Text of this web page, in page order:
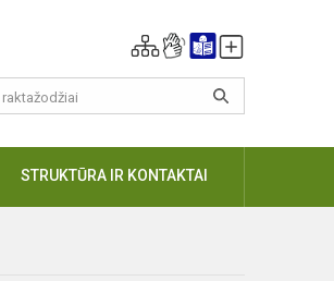
STRUKTŪRA IR KONTAKTAI